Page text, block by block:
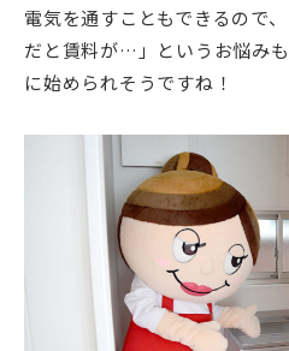
電気を通すこともできるので
だと賃料が…」というお悩み
に始められそうですね！